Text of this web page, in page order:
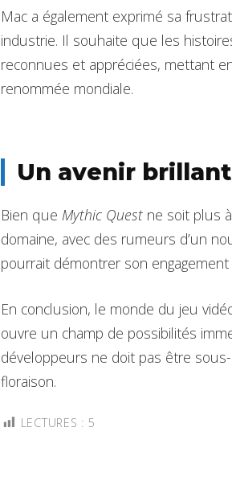
Mac a également exprimé sa
industrie. Il souhaite que les
reconnues et appréciées, mettant
renommée mondiale.
Un avenir
Bien que Mythic Quest ne soit plus
domaine, avec des rumeurs d’un
pourrait démontrer son
En conclusion, le monde du jeu
ouvre un champ de possibilités
développeurs ne doit pas être
floraison.
LECTURES : 5